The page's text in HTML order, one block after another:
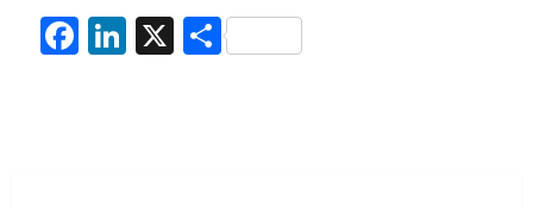
Facebook
LinkedIn
X Share